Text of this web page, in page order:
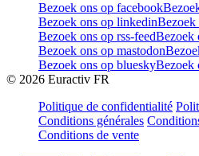
Bezoek ons op facebook
Bezoek ons op linkedinBezoek
Bezoek ons op rss-feedBezoek
Bezoek ons op mastodon
Bezoek ons op blueskyBezoek
© 2026 Euractiv FR
Politique de confidentialité
Conditions générales
Conditions de vente